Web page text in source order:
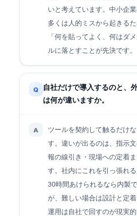
いと考えています。中小企
多くは人的ミスから起きる
「何を貼ってよく、何はダ
ルに落とすことが先決です。
Q
自社だけで導入するのと、
は何が違いますか。
A
ツールを契約して触るだけ
す。違いが出るのは、指示
報の線引き・現場への定着
す。社内にこれを引っ張れ
30時間あけられるなら内製
が、難しい場合は設計と定着
運用は自社で回すのが現実